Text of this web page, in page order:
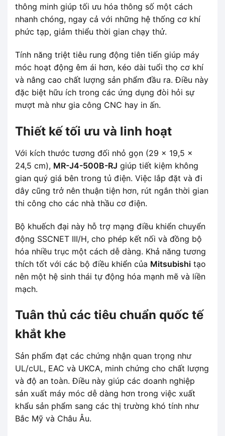
thông minh giúp tối ưu hóa thông số một cách
nhanh chóng, ngay cả với những hệ thống cơ khí
phức tạp, giảm thiểu thời gian chạy thử.
Tính năng triệt tiêu rung động tiên tiến giúp máy
móc hoạt động êm ái hơn, kéo dài tuổi thọ cơ khí
và nâng cao chất lượng sản phẩm đầu ra. Điều này
đặc biệt hữu ích trong các ứng dụng đòi hỏi sự
mượt mà như gia công CNC hay in ấn.
Thiết kế tối ưu và linh hoạt
Với kích thước tương đối nhỏ gọn (29 x 19,5 x
24,5 cm), MR-J4-500B-RJ giúp tiết kiệm không
gian quý giá bên trong tủ điện. Việc lắp đặt và đi
dây cũng trở nên thuận tiện hơn, rút ngắn thời gian
thi công cho các nhà thầu cơ điện.
Bộ khuếch đại này hỗ trợ mạng điều khiển chuyển
động SSCNET III/H, cho phép kết nối và đồng bộ
hóa nhiều trục một cách dễ dàng. Khả năng tương
thích tốt với các bộ điều khiển của Mitsubishi tạo
nên một hệ sinh thái tự động hóa mạnh mẽ và liền
mạch.
Tuân thủ các tiêu chuẩn quốc tế
khắt khe
Sản phẩm đạt các chứng nhận quan trọng như
UL/cUL, EAC và UKCA, minh chứng cho chất lượng
và độ an toàn. Điều này giúp các doanh nghiệp
sản xuất máy móc dễ dàng hơn trong việc xuất
khẩu sản phẩm sang các thị trường khó tính như
Bắc Mỹ và Châu Âu.